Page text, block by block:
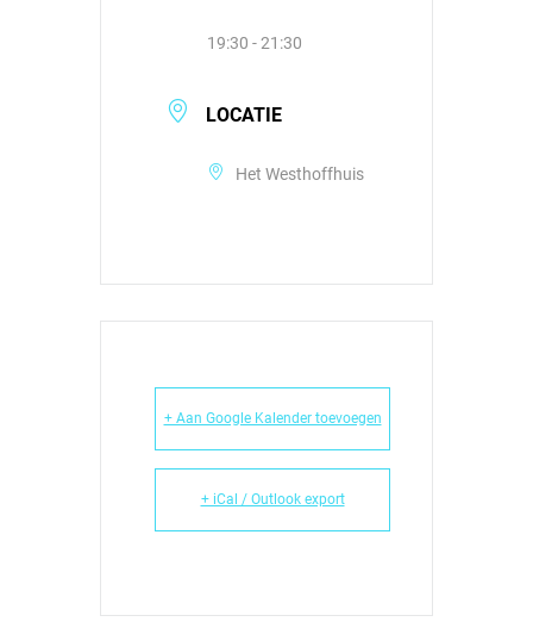
19:30 - 21:30
LOCATIE
Het Westhoffhuis
+ Aan Google Kalender toevoegen
+ iCal / Outlook export